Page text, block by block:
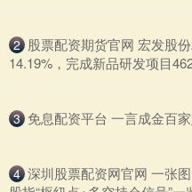
2 股票配资期货官网 宏发股
14.19%，完成新品研发项目
3 免息配资平台 一言成金百
4 深圳股票配资网官网 一张